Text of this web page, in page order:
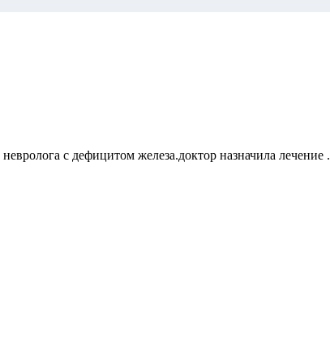
с дефицитом железа.доктор назначила лечение .